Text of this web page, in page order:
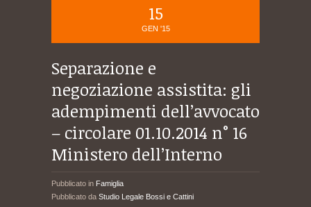
15
GEN '15
Separazione e
negoziazione assistita: gli
adempimenti dell’avvocato
– circolare 01.10.2014 n° 16
Ministero dell’Interno
Pubblicato in Famiglia
Pubblicato da Studio Legale Bossi e Cattini